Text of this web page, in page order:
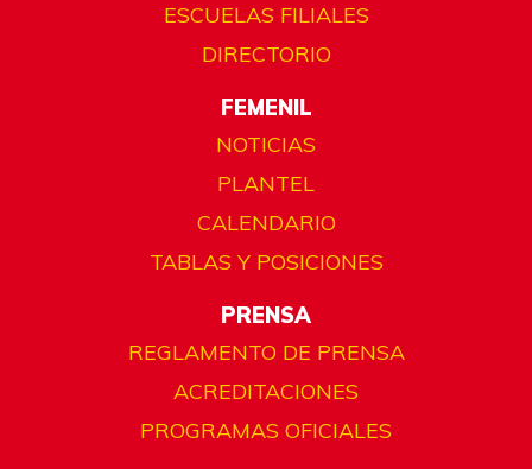
ESCUELAS FILIALES
DIRECTORIO
FEMENIL
NOTICIAS
PLANTEL
CALENDARIO
TABLAS Y POSICIONES
PRENSA
REGLAMENTO DE PRENSA
ACREDITACIONES
PROGRAMAS OFICIALES